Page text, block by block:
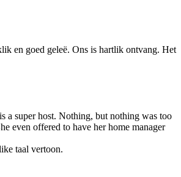
en goed geleë. Ons is hartlik ontvang. Het
a super host. Nothing, but nothing was too
even offered to have her home manager
taal vertoon.